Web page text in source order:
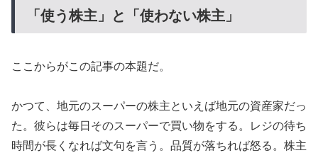
「使う株主」と「使わない株主」
ここからがこの記事の本題だ。
かつて、地元のスーパーの株主といえば地元の資産家だっ
た。彼らは毎日そのスーパーで買い物をする。レジの待ち
時間が長くなれば文句を言う。品質が落ちれば怒る。株主